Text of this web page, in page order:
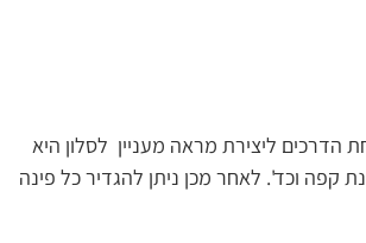
הדרכים ליצירת מראה מעניין לסלון היא
קפה וכד'. לאחר מכן ניתן להגדיר כל פינה